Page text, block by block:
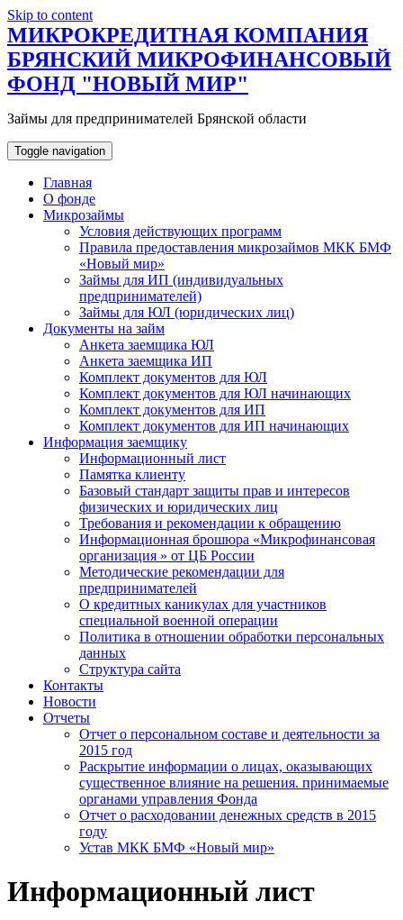
Skip to content
МИКРОКРЕДИТНАЯ КОМПАНИЯ
БРЯНСКИЙ МИКРОФИНАНСОВЫЙ
ФОНД "НОВЫЙ МИР"
Займы для предпринимателей Брянской области
Toggle navigation
Главная
О фонде
Микрозаймы
Условия действующих программ
Правила предоставления микрозаймов МКК БМФ
«Новый мир»
Займы для ИП (индивидуальных
предпринимателей)
Займы для ЮЛ (юридических лиц)
Документы на займ
Анкета заемщика ЮЛ
Анкета заемщика ИП
Комплект документов для ЮЛ
Комплект документов для ЮЛ начинающих
Комплект документов для ИП
Комплект документов для ИП начинающих
Информация заемщику
Информационный лист
Памятка клиенту
Базовый стандарт защиты прав и интересов
физических и юридических лиц
Требования и рекомендации к обращению
Информационная брошюра «Микрофинансовая
организация » от ЦБ России
Методические рекомендации для
предпринимателей
О кредитных каникулах для участников
специальной военной операции
Политика в отношении обработки персональных
данных
Структура сайта
Контакты
Новости
Отчеты
Отчет о персональном составе и деятельности за
2015 год
Раскрытие информации о лицах, оказывающих
существенное влияние на решения. принимаемые
органами управления Фонда
Отчет о расходовании денежных средств в 2015
году
Устав МКК БМФ «Новый мир»
Информационный лист